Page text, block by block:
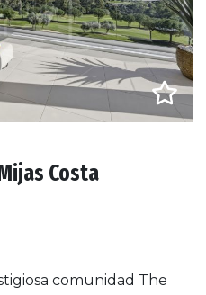
Costa
comunidad The